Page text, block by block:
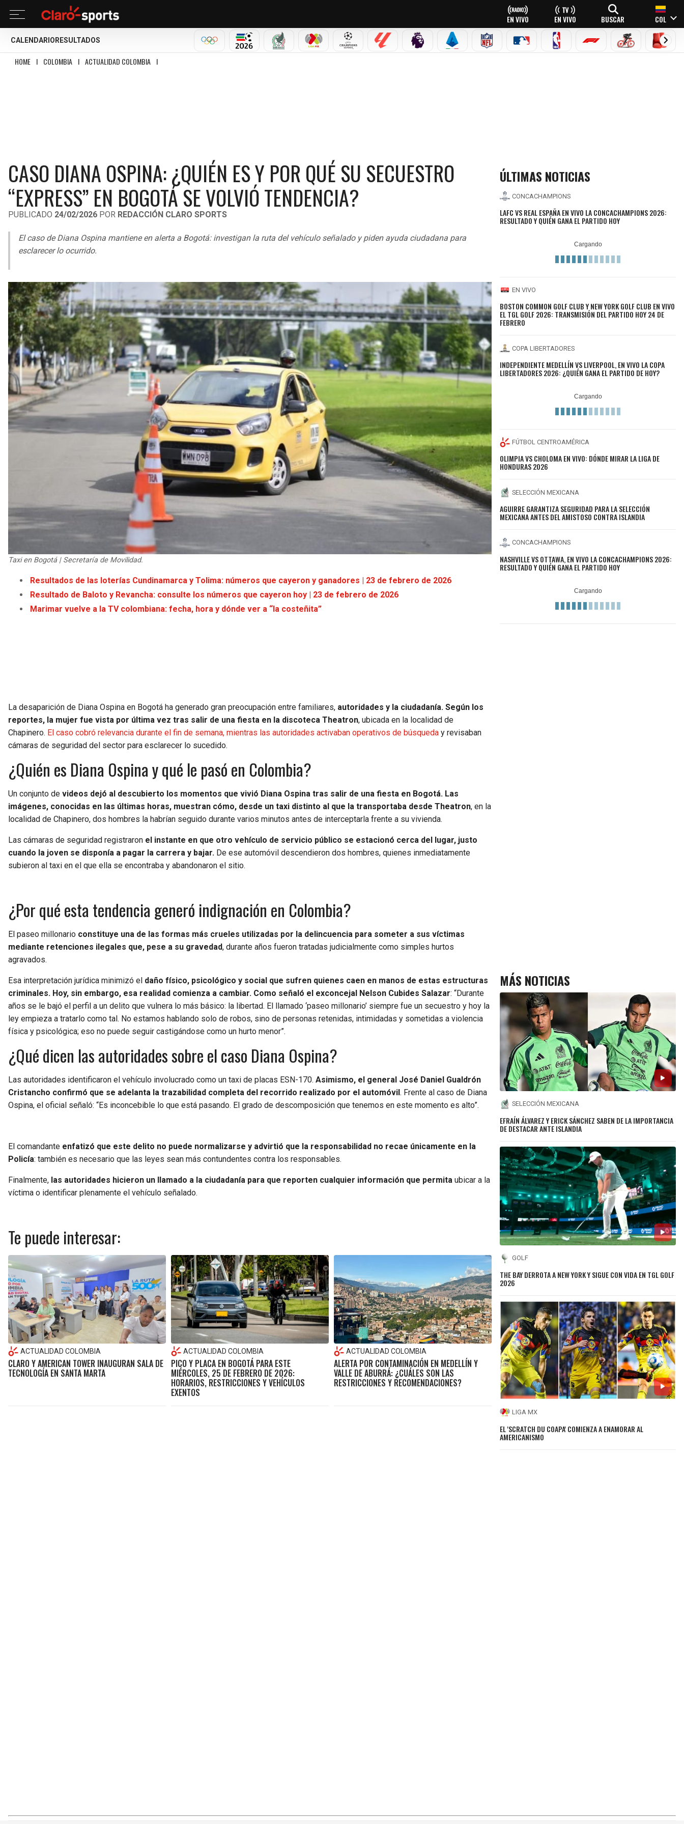
EN VIVO EN VIVO BUSCAR COL
CALENDARIO RESULTADOS
MILANO CORTINA 2026
MUNDIAL 2026SELECCIÓN MEXICANA
LIGA MX CHAMPIONS LEAGUE
LALIGA PREMIER LEAGUE
SERIE A NFL MLB NBA FÓRMULA 1CICLISMOBOXEO
HOME I COLOMBIA I ACTUALIDAD COLOMBIA I
CASO DIANA OSPINA: ¿QUIÉN ES Y POR QUÉ SU SECUESTRO
“EXPRESS” EN BOGOTÁ SE VOLVIÓ TENDENCIA?
PUBLICADO 24/02/2026 POR REDACCIÓN CLARO SPORTS
El caso de Diana Ospina mantiene en alerta a Bogotá: investigan la ruta del vehículo señalado y piden ayuda ciudadana para
esclarecer lo ocurrido.
Taxi en Bogotá | Secretaría de Movilidad.
Resultados de las loterías Cundinamarca y Tolima: números que cayeron y ganadores | 23 de febrero de 2026
Resultado de Baloto y Revancha: consulte los números que cayeron hoy | 23 de febrero de 2026
Marimar vuelve a la TV colombiana: fecha, hora y dónde ver a “la costeñita”
La desaparición de Diana Ospina en Bogotá ha generado gran preocupación entre familiares, autoridades y la ciudadanía. Según los
reportes, la mujer fue vista por última vez tras salir de una fiesta en la discoteca Theatron, ubicada en la localidad de
Chapinero. El caso cobró relevancia durante el fin de semana, mientras las autoridades activaban operativos de búsqueda y revisaban
cámaras de seguridad del sector para esclarecer lo sucedido.
¿Quién es Diana Ospina y qué le pasó en Colombia?
Un conjunto de videos dejó al descubierto los momentos que vivió Diana Ospina tras salir de una fiesta en Bogotá. Las
imágenes, conocidas en las últimas horas, muestran cómo, desde un taxi distinto al que la transportaba desde Theatron, en la
localidad de Chapinero, dos hombres la habrían seguido durante varios minutos antes de interceptarla frente a su vivienda.
Las cámaras de seguridad registraron el instante en que otro vehículo de servicio público se estacionó cerca del lugar, justo
cuando la joven se disponía a pagar la carrera y bajar. De ese automóvil descendieron dos hombres, quienes inmediatamente
subieron al taxi en el que ella se encontraba y abandonaron el sitio.
¿Por qué esta tendencia generó indignación en Colombia?
El paseo millonario constituye una de las formas más crueles utilizadas por la delincuencia para someter a sus víctimas
mediante retenciones ilegales que, pese a su gravedad, durante años fueron tratadas judicialmente como simples hurtos
agravados.
Esa interpretación jurídica minimizó el daño físico, psicológico y social que sufren quienes caen en manos de estas estructuras
criminales. Hoy, sin embargo, esa realidad comienza a cambiar. Como señaló el exconcejal Nelson Cubides Salazar: “Durante
años se le bajó el perfil a un delito que vulnera lo más básico: la libertad. El llamado ‘paseo millonario’ siempre fue un secuestro y hoy la
ley empieza a tratarlo como tal. No estamos hablando solo de robos, sino de personas retenidas, intimidadas y sometidas a violencia
física y psicológica; eso no puede seguir castigándose como un hurto menor”.
¿Qué dicen las autoridades sobre el caso Diana Ospina?
Las autoridades identificaron el vehículo involucrado como un taxi de placas ESN-170. Asimismo, el general José Daniel Gualdrón
Cristancho confirmó que se adelanta la trazabilidad completa del recorrido realizado por el automóvil. Frente al caso de Diana
Ospina, el oficial señaló: “Es inconcebible lo que está pasando. El grado de descomposición que tenemos en este momento es alto”.
El comandante enfatizó que este delito no puede normalizarse y advirtió que la responsabilidad no recae únicamente en la
Policía: también es necesario que las leyes sean más contundentes contra los responsables.
Finalmente, las autoridades hicieron un llamado a la ciudadanía para que reporten cualquier información que permita ubicar a la
víctima o identificar plenamente el vehículo señalado.
Te puede interesar:
ACTUALIDAD COLOMBIA
CLARO Y AMERICAN TOWER INAUGURAN SALA DE
TECNOLOGÍA EN SANTA MARTA
ACTUALIDAD COLOMBIA
PICO Y PLACA EN BOGOTÁ PARA ESTE
MIÉRCOLES, 25 DE FEBRERO DE 2026:
HORARIOS, RESTRICCIONES Y VEHÍCULOS
EXENTOS
ACTUALIDAD COLOMBIA
ALERTA POR CONTAMINACIÓN EN MEDELLÍN Y
VALLE DE ABURRÁ: ¿CUÁLES SON LAS
RESTRICCIONES Y RECOMENDACIONES?
ÚLTIMAS NOTICIAS
CONCACHAMPIONS
LAFC VS REAL ESPAÑA EN VIVO LA CONCACHAMPIONS 2026:
RESULTADO Y QUIÉN GANA EL PARTIDO HOY
EN VIVO
BOSTON COMMON GOLF CLUB Y NEW YORK GOLF CLUB EN VIVO
EL TGL GOLF 2026: TRANSMISIÓN DEL PARTIDO HOY 24 DE
FEBRERO
COPA LIBERTADORES
INDEPENDIENTE MEDELLÍN VS LIVERPOOL, EN VIVO LA COPA
LIBERTADORES 2026: ¿QUIÉN GANA EL PARTIDO DE HOY?
FÚTBOL CENTROAMÉRICA
OLIMPIA VS CHOLOMA EN VIVO: DÓNDE MIRAR LA LIGA DE
HONDURAS 2026
SELECCIÓN MEXICANA
AGUIRRE GARANTIZA SEGURIDAD PARA LA SELECCIÓN
MEXICANA ANTES DEL AMISTOSO CONTRA ISLANDIA
CONCACHAMPIONS
NASHVILLE VS OTTAWA, EN VIVO LA CONCACHAMPIONS 2026:
RESULTADO Y QUIÉN GANA EL PARTIDO HOY
MÁS NOTICIAS
SELECCIÓN MEXICANA
EFRAÍN ÁLVAREZ Y ERICK SÁNCHEZ SABEN DE LA IMPORTANCIA
DE DESTACAR ANTE ISLANDIA
GOLF
THE BAY DERROTA A NEW YORK Y SIGUE CON VIDA EN TGL GOLF
2026
LIGA MX
EL 'SCRATCH DU COAPA' COMIENZA A ENAMORAR AL
AMERICANISMO